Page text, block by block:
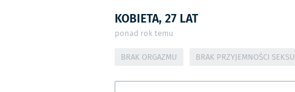
KOBIETA, 27 LAT
ponad rok temu
BRAK ORGAZMU BRAK PRZYJEMNOŚCI